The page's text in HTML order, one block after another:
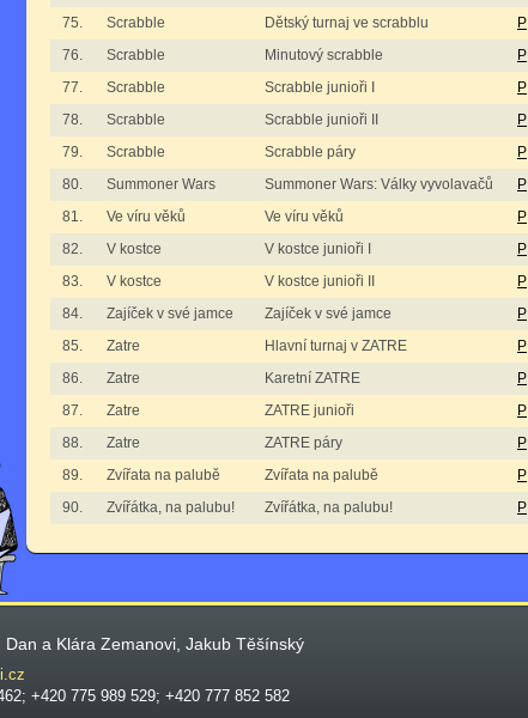
75.
Scrabble Dětský turnaj ve scrabblu P
76.
Scrabble Minutový scrabble P
77.
Scrabble Scrabble junioři I P
78.
Scrabble Scrabble junioři II P
79.
Scrabble Scrabble páry P
80.
Summoner Wars Summoner Wars: Války vyvolavačů P
81.
Ve víru věků Ve víru věků P
82.
V kostce V kostce junioři I P
83.
V kostce V kostce junioři II P
84.
Zajíček v své jamce Zajíček v své jamce P
85.
Zatre Hlavní turnaj v ZATRE P
86.
Zatre Karetní ZATRE P
87.
Zatre ZATRE junioři P
88.
Zatre ZATRE páry P
89.
Zvířata na palubě Zvířata na palubě P
90.
Zvířátka, na palubu! Zvířátka, na palubu! P
a Klára Zemanovi, Jakub Těšínský
+420 775 989 529; +420 777 852 582